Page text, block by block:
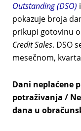
Outstanding (DSO)
pokazuje broja
prikupi gotovinu
Credit Sales. DSO
mesečnom,
Dani neplaćene
potraživanja /
dana u